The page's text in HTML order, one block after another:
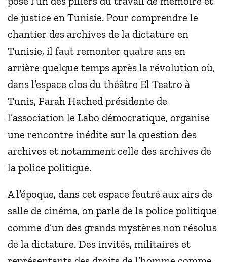
de justice en Tunisie. Pour comprendre le
chantier des archives de la dictature en
Tunisie, il faut remonter quatre ans en
arrière quelque temps après la révolution où,
dans l’espace clos du théâtre El Teatro à
Tunis, Farah Hached présidente de
l’association le Labo démocratique, organise
une rencontre inédite sur la question des
archives et notamment celle des archives de
la police politique.
A l’époque, dans cet espace feutré aux airs de
salle de cinéma, on parle de la police politique
comme d’un des grands mystères non résolus
de la dictature. Des invités, militaires et